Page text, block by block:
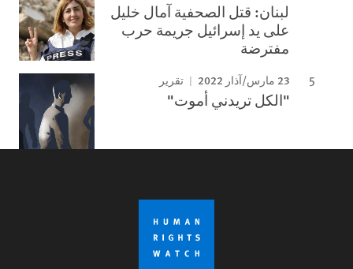
لبنان: قتل الصحفية آمال خليل
على يد إسرائيل جريمة حرب
مفترضة
23 مارس/آذار 2022 تقرير
"الكل تريدني أموت"